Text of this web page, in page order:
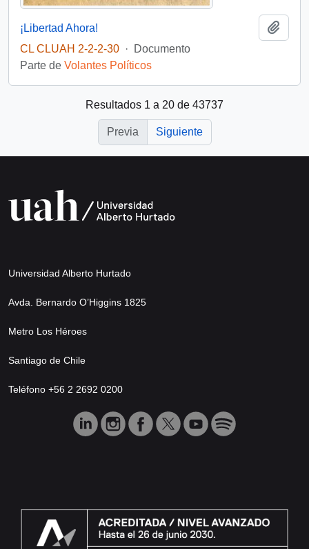
¡Libertad Ahora!
CL CLUAH 2-2-2-30 ·
Documento
Parte de Volantes Políticos
Resultados 1 a 20 de 43737
Previa Siguiente
Universidad Alberto Hurtado
Avda. Bernardo O’Higgins 1825
Metro Los Héroes
Santiago de Chile
Teléfono +56 2 2692 0200